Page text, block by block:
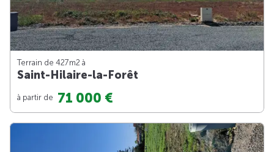
Terrain de 427m2 à
Saint-Hilaire-la-Forêt
à partir de 71 000 €